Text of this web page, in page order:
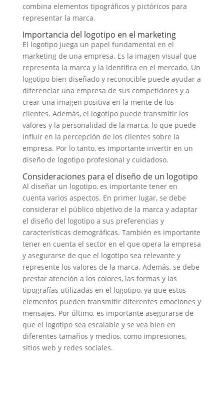
combina elementos tipográficos y pictóricos para
representar la marca.
Importancia del logotipo en el marketing
El logotipo juega un papel fundamental en el
marketing de una empresa. Es la imagen visual que
representa la marca y la identifica en el mercado. Un
logotipo bien diseñado y reconocible puede ayudar a
diferenciar una empresa de sus competidores y a
crear una imagen positiva en la mente de los
clientes. Además, el logotipo puede transmitir los
valores y la personalidad de la marca, lo que puede
influir en la percepción de los clientes sobre la
empresa. Por lo tanto, es importante invertir en un
diseño de logotipo profesional y cuidadoso.
Consideraciones para el diseño de un logotipo
Al diseñar un logotipo, es importante tener en
cuenta varios aspectos. En primer lugar, se debe
considerar el público objetivo de la marca y adaptar
el diseño del logotipo a sus preferencias y
características demográficas. También es importante
tener en cuenta el sector en el que opera la empresa
y asegurarse de que el logotipo sea relevante y
represente los valores de la marca. Además, se debe
prestar atención a los colores, las formas y las
tipografías utilizadas en el logotipo, ya que estos
elementos pueden transmitir diferentes emociones y
mensajes. Por último, es importante asegurarse de
que el logotipo sea escalable y se vea bien en
diferentes tamaños y medios, como impresiones,
sitios web y redes sociales.